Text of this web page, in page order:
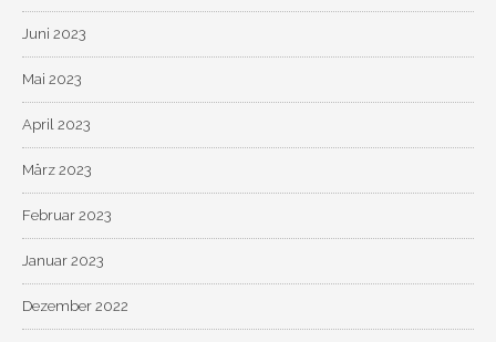
Juni 2023
Mai 2023
April 2023
März 2023
Februar 2023
Januar 2023
Dezember 2022